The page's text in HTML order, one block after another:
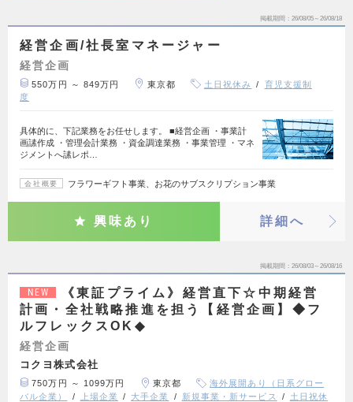
掲載期間 26/08/05～26/08/18
経営企画/社長室マネージャー
経営企画
550万円 ～ 849万円 東京都 土日祝休み
育児支援制
度
具体的に、下記業務をお任せします。 ■経営企画 ・事業計
画䛾作成 ・管理会計業務 ・資金調達業務 ・事業管理 ・マネ
ジメントへ䛾レポ…
会社概要 フラワーギフト事業、お花のサブスクリプション事業
興味あり 詳細へ
掲載期間 26/08/03～26/08/16
NEW
《東証プライム》経営直下☆中期経営
計画・全社戦略推進を担う【経営企画】◆フ
ルフレックスOK◆
経営企画
コクヨ株式会社
750万円 ～ 1099万円 東京都
海外展開あり（日系グロー
バル企業）
上場企業 大手企業 新規事業・新サービス
土日祝休